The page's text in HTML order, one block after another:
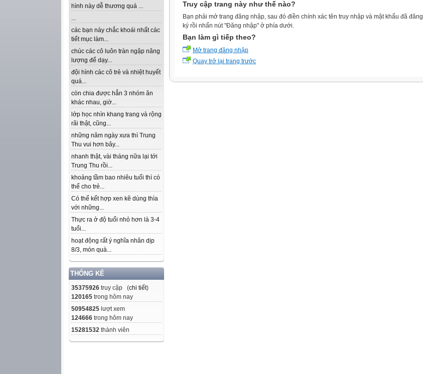
hình này dễ thương quá ...
...
các bạn này chắc khoái nhất các
tiết mục làm...
chúc các cô luôn tràn ngập năng
lượng để dạy...
đội hình các cô trẻ và nhiệt huyết
quá...
còn chia được hẳn 3 nhóm ăn
khác nhau, giờ...
lớp học nhìn khang trang và rộng
rãi thật, cũng...
những năm ngày xưa thì Trung
Thu vui hơn bây...
nhanh thật, vài tháng nữa lại tới
Trung Thu rồi...
khoảng tầm bao nhiêu tuổi thì có
thể cho trẻ...
Có thể kết hợp xen kẽ dùng thìa
với những...
Thực ra ở độ tuổi nhỏ hơn là 3-4
tuổi...
hoạt động rất ý nghĩa nhân dịp
8/3, món quà...
THỐNG KÊ
35375926 truy cập (chi tiết)
120165 trong hôm nay
50954825 lượt xem
124666 trong hôm nay
15281532 thành viên
Truy cập trang này như thế nào?
Bạn phải mở trang đăng nhập, sau đó điền chính xác tên truy nhập và mật khẩu đã đăng
ký rồi nhấn nút "Đăng nhập" ở phía dưới.
Bạn làm gì tiếp theo?
Mở trang đăng nhập
Quay trở lại trang trước